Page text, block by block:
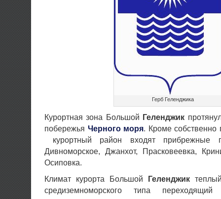
Герб Геленджика
Курортная зона Большой Геленджик
побережья Черного моря. Кроме собственно
курортный район входят прибрежные
Дивноморское, Джанхот, Прасковеевка,
Осиповка.
Климат курорта Большой Геленджик
средиземноморского типа